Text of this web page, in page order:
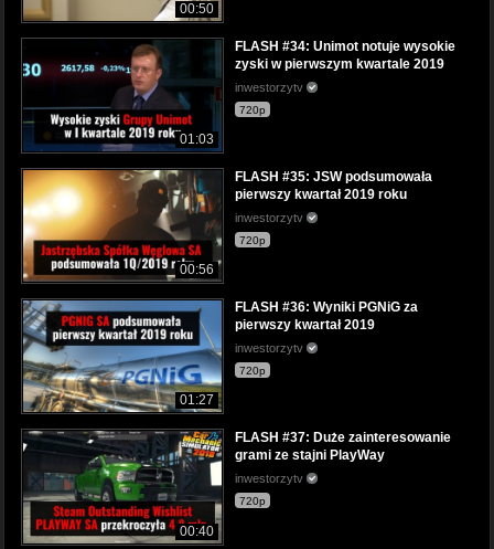
00:50
01:03
FLASH #34: Unimot notuje wysokie
zyski w pierwszym kwartale 2019
inwestorzytv
720p
00:56
FLASH #35: JSW podsumowała
pierwszy kwartał 2019 roku
inwestorzytv
720p
01:27
FLASH #36: Wyniki PGNiG za
pierwszy kwartał 2019
inwestorzytv
720p
00:40
FLASH #37: Duże zainteresowanie
grami ze stajni PlayWay
inwestorzytv
720p